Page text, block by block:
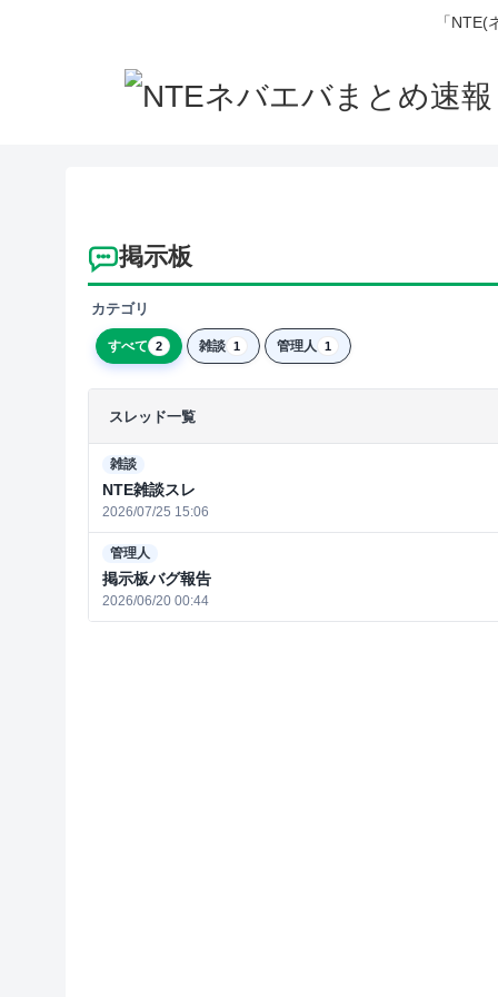
「
掲示板
カテゴリ
すべて 2 雑談 1 管理人 1
スレッド一覧
雑談
NTE雑談スレ
2026/07/25 15:06
管理人
掲示板バグ報告
2026/06/20 00:44